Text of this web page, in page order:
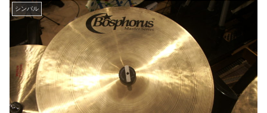
シンバル